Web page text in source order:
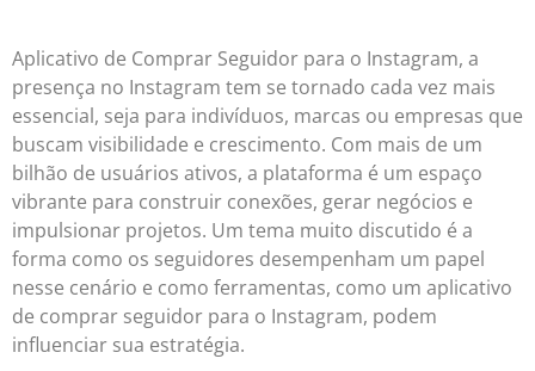
Aplicativo de Comprar Seguidor para o Instagram, a
presença no Instagram tem se tornado cada vez mais
essencial, seja para indivíduos, marcas ou empresas que
buscam visibilidade e crescimento. Com mais de um
bilhão de usuários ativos, a plataforma é um espaço
vibrante para construir conexões, gerar negócios e
impulsionar projetos. Um tema muito discutido é a
forma como os seguidores desempenham um papel
nesse cenário e como ferramentas, como um aplicativo
de comprar seguidor para o Instagram, podem
influenciar sua estratégia.